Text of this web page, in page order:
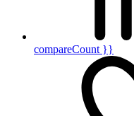
compareCount }}